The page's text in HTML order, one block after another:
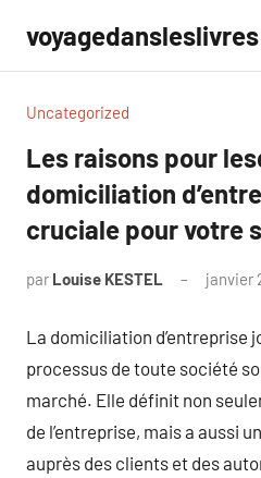
contenu
voyagedansleslivres
Uncategorized
Les raisons pour
domiciliation
cruciale pour votre
par Louise KESTEL janvier
La domiciliation d’entreprise
processus de toute société
marché. Elle définit non
de l’entreprise, mais a aussi
auprès des clients et des